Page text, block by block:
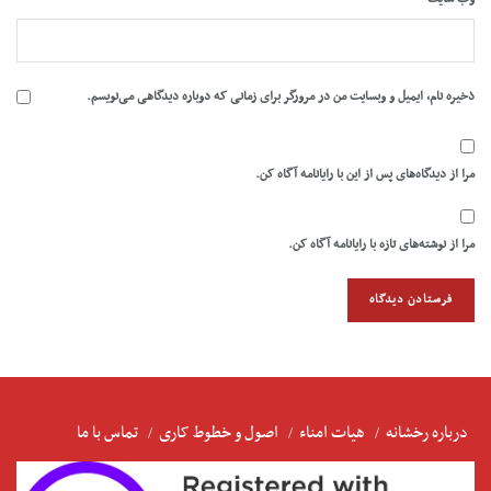
ذخیره نام، ایمیل و وبسایت من در مرورگر برای زمانی که دوباره دیدگاهی می‌نویسم.
مرا از دیدگاه‌های پس از این با رایانامه آگاه کن.
مرا از نوشته‌های تازه با رایانامه آگاه کن.
درباره رخشانه هیات امناء اصول و خطوط کاری تماس با ما